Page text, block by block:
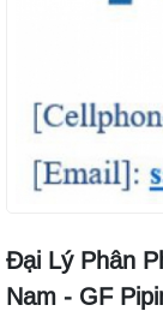
Đại Lý Phân
Nam - GF